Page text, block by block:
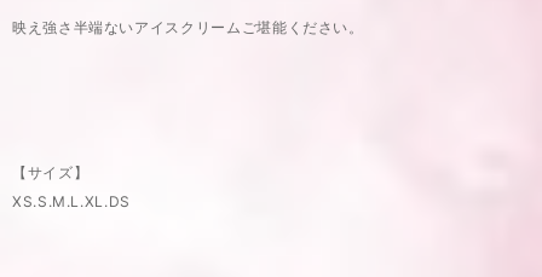
映え強さ半端ないアイスクリームご堪能ください。⁡
【サイズ】
XS.S.M.L.XL.DS